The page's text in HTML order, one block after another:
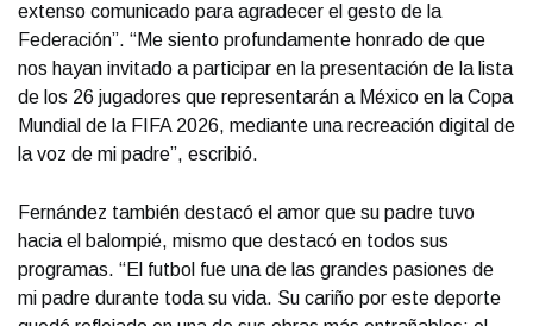
extenso comunicado para agradecer el gesto de la
Federación”. “Me siento profundamente honrado de que
nos hayan invitado a participar en la presentación de la lista
de los 26 jugadores que representarán a México en la Copa
Mundial de la FIFA 2026, mediante una recreación digital de
la voz de mi padre”, escribió.
Fernández también destacó el amor que su padre tuvo
hacia el balompié, mismo que destacó en todos sus
programas. “El futbol fue una de las grandes pasiones de
mi padre durante toda su vida. Su cariño por este deporte